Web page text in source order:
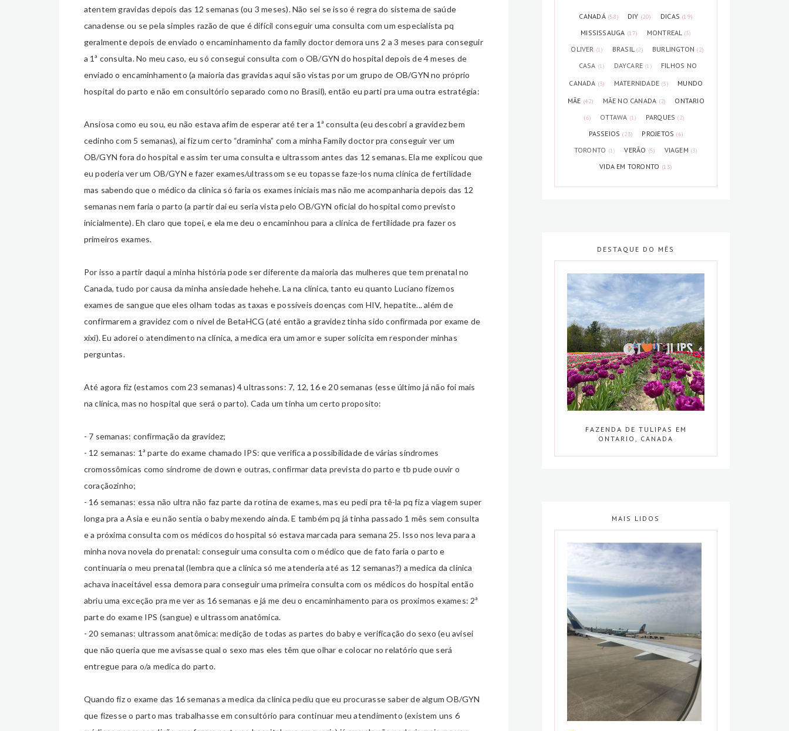
atentem gravidas depois das 12 semanas (ou 3 meses). Não sei se isso é regra do sistema de saúde
canadense ou se pela simples razão de que é difícil conseguir uma consulta com um especialista pq
geralmente depois de enviado o encaminhamento da family doctor demora uns 2 a 3 meses para conseguir
a 1ª consulta. No meu caso, eu só consegui consulta com o OB/GYN do hospital depois de 4 meses de
enviado o encaminhamento (a maioria das gravidas aqui são vistas por um grupo de OB/GYN no próprio
hospital do parto e não em consultório separado como no Brasil), então eu parti pra uma outra estratégia:
Ansiosa como eu sou, eu não estava afim de esperar até ter a 1ª consulta (eu descobri a gravidez bem
cedinho com 5 semanas), ai fiz um certo “draminha” com a minha Family doctor pra conseguir ver um
OB/GYN fora do hospital e assim ter uma consulta e ultrassom antes das 12 semanas. Ela me explicou que
eu poderia ver um OB/GYN e fazer exames/ultrassom se eu topasse faze-los numa clínica de fertilidade
mas sabendo que o médico da clínica só faria os exames iniciais mas não me acompanharia depois das 12
semanas nem faria o parto (a partir dai eu seria vista pelo OB/GYN oficial do hospital como previsto
inicialmente). Eh claro que topei, e ela me deu o encaminhou para a clínica de fertilidade pra fazer os
primeiros exames.
Por isso a partir daqui a minha história pode ser diferente da maioria das mulheres que tem prenatal no
Canada, tudo por causa da minha ansiedade hehehe. La na clínica, tanto eu quanto Luciano fizemos
exames de sangue que eles olham todas as taxas e possíveis doenças com HIV, hepatite... além de
confirmarem a gravidez com o nível de BetaHCG (até então a gravidez tinha sido confirmada por exame de
xixi). Eu adorei o atendimento na clínica, a medica era um amor e super solicita em responder minhas
perguntas.
Até agora fiz (estamos com 23 semanas) 4 ultrassons: 7, 12, 16 e 20 semanas (esse último já não foi mais
na clínica, mas no hospital que será o parto). Cada um tinha um certo proposito:
- 7 semanas: confirmação da gravidez;
- 12 semanas: 1ª parte do exame chamado IPS: que verifica a possibilidade de várias síndromes
cromossômicas como síndrome de down e outras, confirmar data prevista do parto e tb pude ouvir o
coraçãozinho;
- 16 semanas: essa não ultra não faz parte da rotina de exames, mas eu pedi pra tê-la pq fiz a viagem super
longa pra a Asia e eu não sentia o baby mexendo ainda. E também pq já tinha passado 1 mês sem consulta
e a próxima consulta com os médicos do hospital só estava marcada para semana 25. Isso nos leva para a
minha nova novela do prenatal: conseguir uma consulta com o médico que de fato faria o parto e
continuaria o meu prenatal (lembra que a clínica só me atenderia até as 12 semanas?) a medica da clínica
achava inaceitável essa demora para conseguir uma primeira consulta com os médicos do hospital então
abriu uma exceção pra me ver as 16 semanas e já me deu o encaminhamento para os proximos exames: 2ª
parte do exame IPS (sangue) e ultrassom anatômica.
- 20 semanas: ultrassom anatômica: medição de todas as partes do baby e verificação do sexo (eu avisei
que não queria que me avisasse qual o sexo mas eles têm que olhar e colocar no relatório que será
entregue para o/a medica do parto.
Quando fiz o exame das 16 semanas a medica da clínica pediu que eu procurasse saber de algum OB/GYN
que fizesse o parto mas trabalhasse em consultório para continuar meu atendimento (existem uns 6
CANADÁ (58) DIY (20) DICAS (19)
MISSISSAUGA (17) MONTREAL (3)
OLIVER (1) BRASIL (2) BURLINGTON (2)
CASA (1) DAYCARE (1)
FILHOS NO
CANADA (3) MATERNIDADE (3)
MUNDO
MÃE (42) MÃE NO CANADA (2) ONTARIO
(6) OTTAWA (1) PARQUES (2)
PASSEIOS (23) PROJETOS (6)
TORONTO (1) VERÃO (5) VIAGEM (3)
VIDA EM TORONTO (13)
DESTAQUE DO MÊS
FAZENDA DE TULIPAS EM
ONTARIO, CANADA
MAIS LIDOS